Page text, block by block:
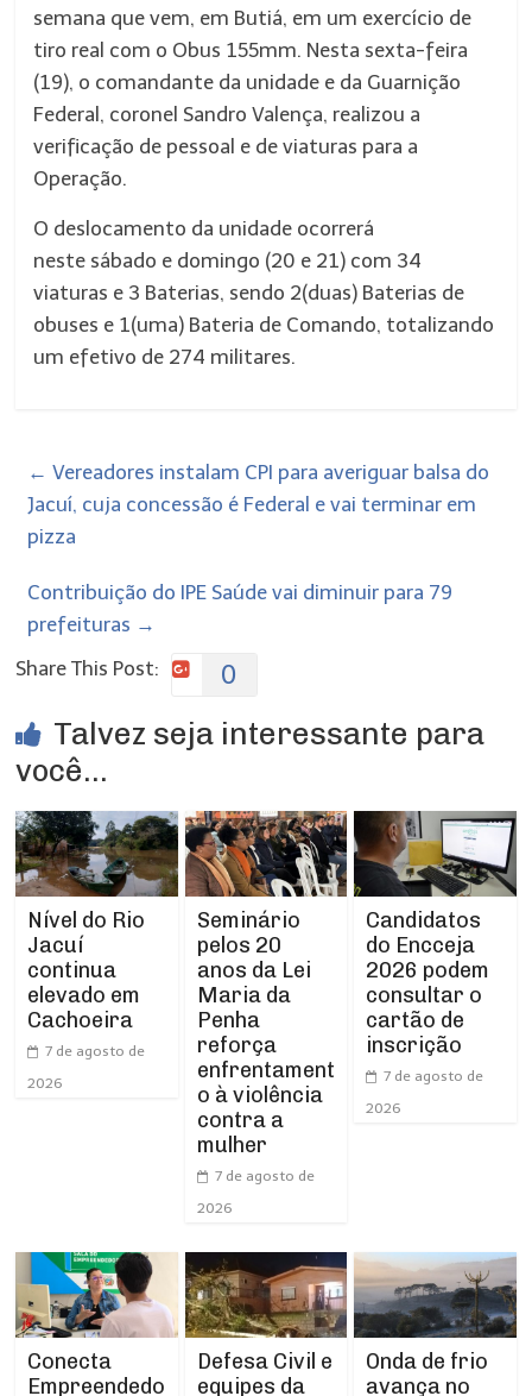
semana que vem, em Butiá, em um exercício de
tiro real com o Obus 155mm. Nesta sexta-feira
(19), o comandante da unidade e da Guarnição
Federal, coronel Sandro Valença, realizou a
verificação de pessoal e de viaturas para a
Operação.
O deslocamento da unidade ocorrerá
neste sábado e domingo (20 e 21) com 34
viaturas e 3 Baterias, sendo 2(duas) Baterias de
obuses e 1(uma) Bateria de Comando, totalizando
um efetivo de 274 militares.
← Vereadores instalam CPI para averiguar balsa do
Jacuí, cuja concessão é Federal e vai terminar em
pizza
Contribuição do IPE Saúde vai diminuir para 79
prefeituras →
Share This Post:
0
Talvez seja interessante para
você...
Nível do Rio
Jacuí
continua
elevado em
Cachoeira
7 de agosto de
2026
Seminário
pelos 20
anos da Lei
Maria da
Penha
reforça
enfrentament
o à violência
contra a
mulher
7 de agosto de
2026
Candidatos
do Encceja
2026 podem
consultar o
cartão de
inscrição
7 de agosto de
2026
Conecta
Empreendedo
Defesa Civil e
equipes da
Onda de frio
avança no